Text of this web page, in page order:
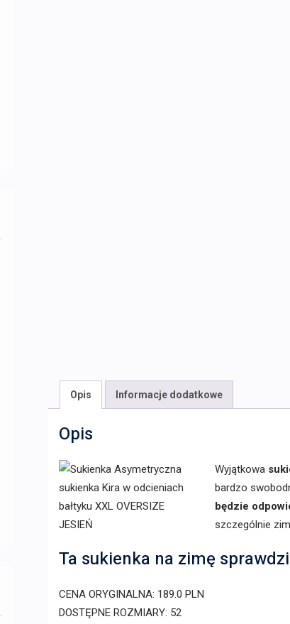
Opis Informacje dodatkowe
Opis
Wyjątkowa
bardzo
będzie
szczególnie
Ta sukienka na zimę
CENA ORYGINALNA: 189.0 PLN
DOSTĘPNE ROZMIARY: 52